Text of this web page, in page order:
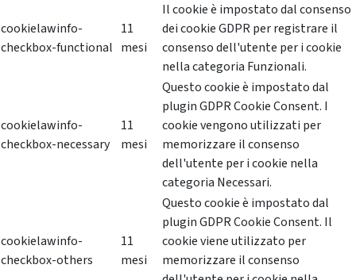
cookielawinfo-
checkbox-functional
11
mesi
Il cookie è impostato dal consenso
dei cookie GDPR per registrare il
consenso dell'utente per i cookie
nella categoria Funzionali.
cookielawinfo-
checkbox-necessary
11
mesi
Questo cookie è impostato dal
plugin GDPR Cookie Consent. I
cookie vengono utilizzati per
memorizzare il consenso
dell'utente per i cookie nella
categoria Necessari.
cookielawinfo-
checkbox-others
11
mesi
Questo cookie è impostato dal
plugin GDPR Cookie Consent. Il
cookie viene utilizzato per
memorizzare il consenso